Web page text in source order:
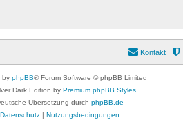
Kontakt
by phpBB® Forum Software © phpBB Limited
Dark Edition by Premium phpBB Styles
Übersetzung durch phpBB.de
Datenschutz| Nutzungsbedingungen